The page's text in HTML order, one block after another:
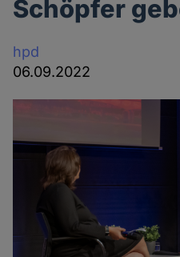
Schöpfer
hpd
06.09.2022